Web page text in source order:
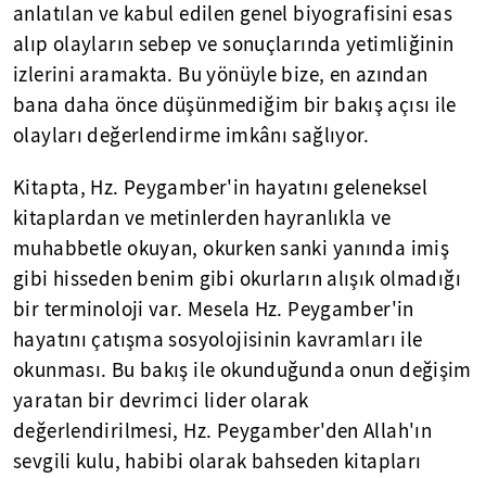
anlatılan ve kabul edilen genel biyografisini esas
alıp olayların sebep ve sonuçlarında yetimliğinin
izlerini aramakta. Bu yönüyle bize, en azından
bana daha önce düşünmediğim bir bakış açısı ile
olayları değerlendirme imkânı sağlıyor.
Kitapta, Hz. Peygamber'in hayatını geleneksel
kitaplardan ve metinlerden hayranlıkla ve
muhabbetle okuyan, okurken sanki yanında imiş
gibi hisseden benim gibi okurların alışık olmadığı
bir terminoloji var. Mesela Hz. Peygamber'in
hayatını çatışma sosyolojisinin kavramları ile
okunması. Bu bakış ile okunduğunda onun değişim
yaratan bir devrimci lider olarak
değerlendirilmesi, Hz. Peygamber'den Allah'ın
sevgili kulu, habibi olarak bahseden kitapları